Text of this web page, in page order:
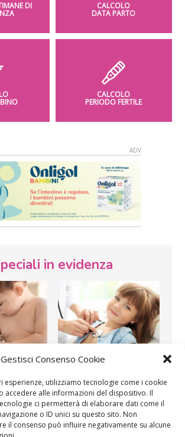
Gestisci Consenso Cookie
esperienze, utilizziamo tecnologie come i cookie
accedere alle informazioni del dispositivo. Il
ci permetterà di elaborare dati come il
o ID unici su questo sito. Non
il consenso può influire negativamente su alcune
DI CALCOLO
DATA PARTO
CALCOLO
PERIODO FERTILE
in evidenza
SOS Pediatra